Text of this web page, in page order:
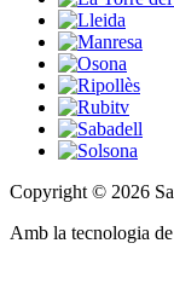
Copyright © 2026
Amb la tecnologia de